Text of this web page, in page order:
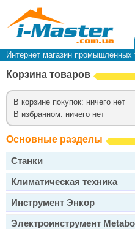
Интернет магазин
Корзина товаров
В корзине покупок: ничего нет
В избранном: ничего нет
Основные разделы
Станки
Климатическая техника
Инструмент Энкор
Электроинструмент Metabo